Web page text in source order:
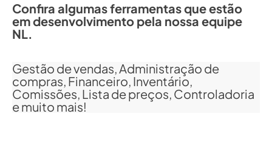
Confira algumas ferramentas que estão
em desenvolvimento pela nossa equipe
NL.
Gestão de vendas, Administração de
compras, Financeiro, Inventário,
Comissões, Lista de preços, Controladoria
e muito mais!